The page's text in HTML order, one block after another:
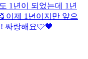
1년이 되었는데 1년
이제 1년이지만 앞으
싸랑해요🩵🧡